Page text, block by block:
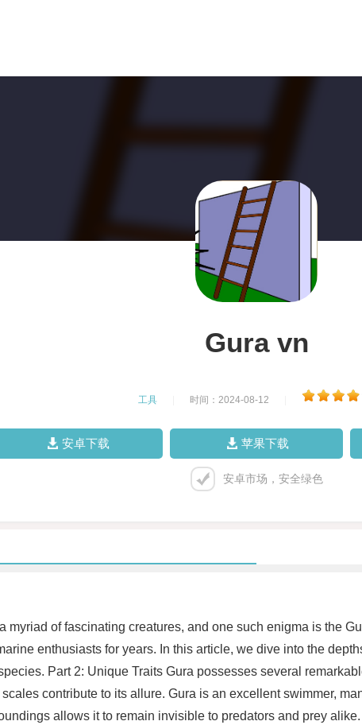
Gura vn
工具 时间：2024-08-12
安卓下载 苹果下载
安卓市场，安全绿色
myriad of fascinating creatures, and one such enigma is the
enthusiasts for years. In this article, we dive into the
Part 2: Unique Traits Gura possesses several
contribute to its allure. Gura is an excellent swimmer,
allows it to remain invisible to predators and prey